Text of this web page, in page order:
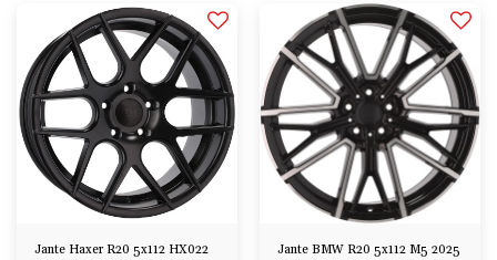
Jante Haxer R20 5x112 HX022
Jante BMW R20 5x112 M5 2025